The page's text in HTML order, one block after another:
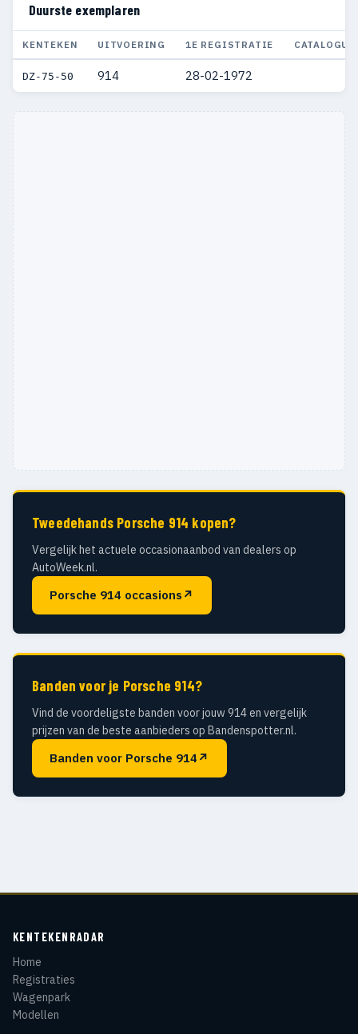
Duurste exemplaren
KENTEKEN UITVOERING 1E REGISTRATIE
DZ-75-50 914 28-02-1972
Tweedehands Porsche 914 kopen?
Vergelijk het actuele occasionaanbod van dealers op
AutoWeek.nl.
Porsche 914 occasions ↗
Banden voor je Porsche 914?
Vind de voordeligste banden voor jouw 914 en vergelijk
prijzen van de beste aanbieders op Bandenspotter.nl.
Banden voor Porsche 914 ↗
KENTEKENRADAR
Home
Registraties
Wagenpark
Modellen